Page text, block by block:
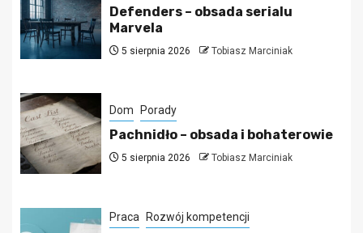
Defenders – obsada serialu
Marvela
5 sierpnia 2026 Tobiasz Marciniak
Dom Porady
Pachnidło – obsada i bohaterowie
5 sierpnia 2026 Tobiasz Marciniak
Praca Rozwój kompetencji